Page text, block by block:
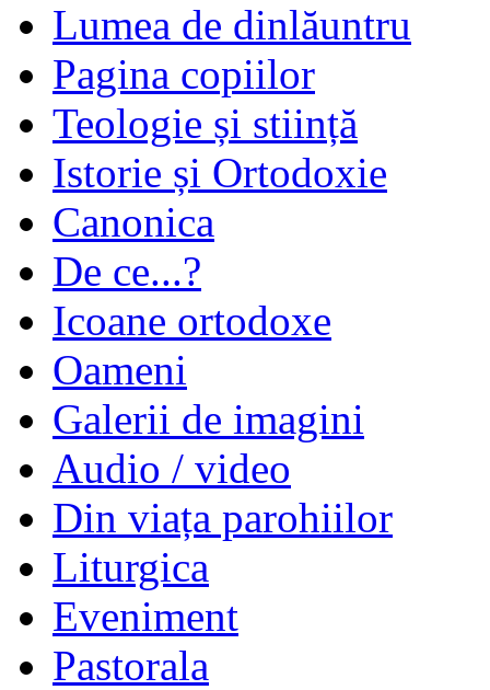
Lumea de dinlăuntru
Pagina copiilor
Teologie și stiință
Istorie și Ortodoxie
Canonica
De ce...?
Icoane ortodoxe
Oameni
Galerii de imagini
Audio / video
Din viața parohiilor
Liturgica
Eveniment
Pastorala